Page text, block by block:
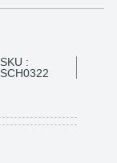
SKU :
SCH0322